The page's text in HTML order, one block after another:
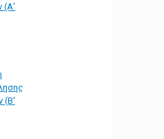
(Α'
(Β'